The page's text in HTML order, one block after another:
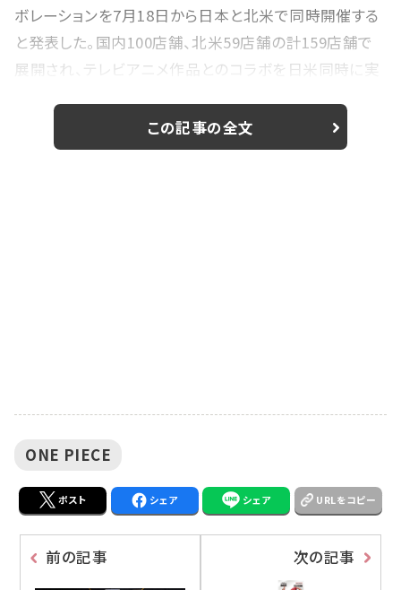
ボレーションを7月18日から日本と北米で同時開催する
と発表した。国内100店舗、北米59店舗の計159店舗で
展開され、テレビアニメ作品とのコラボを日米同時に実
日まで。描き下ろしイラストを使用した館内装飾をはじ
め、限定グッズやプライズ、コラボメニュー、ボウリングや
この記事の全文
ONE PIECE
ポスト シェア シェア URLをコピー
前の記事 次の記事